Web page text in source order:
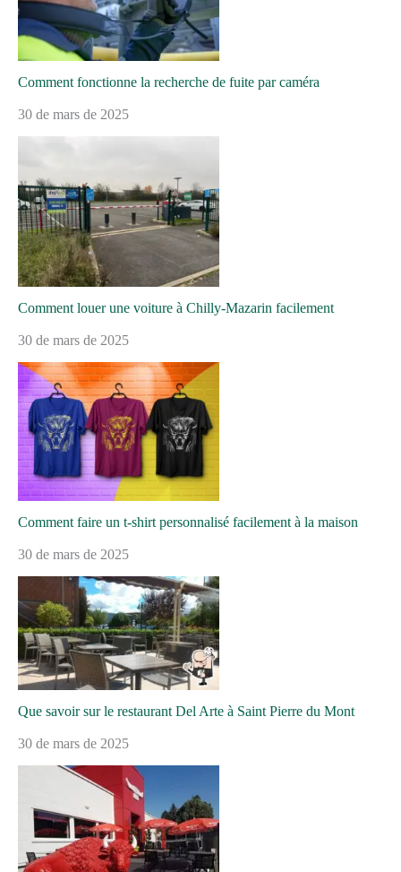
Comment fonctionne la recherche de fuite par caméra
30 de mars de 2025
Comment louer une voiture à Chilly-Mazarin facilement
30 de mars de 2025
Comment faire un t-shirt personnalisé facilement à la maison
30 de mars de 2025
Que savoir sur le restaurant Del Arte à Saint Pierre du Mont
30 de mars de 2025